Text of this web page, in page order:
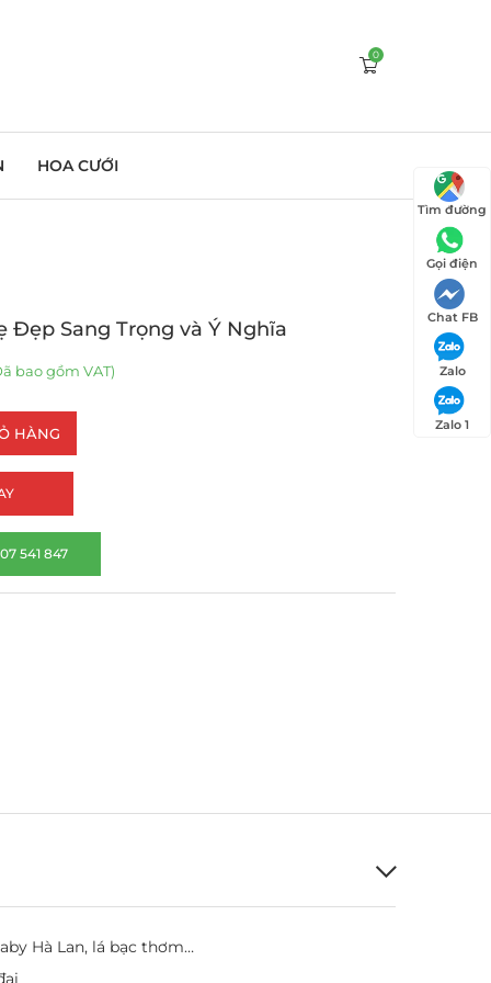
0
HOA CƯỚI
Đẹp Sang Trọng và Ý Nghĩa
bao gồm VAT)
HÀNG
541 847
Hà Lan, lá bạc thơm…
Tìm đường
Gọi điện
Chat FB
Zalo
Zalo 1